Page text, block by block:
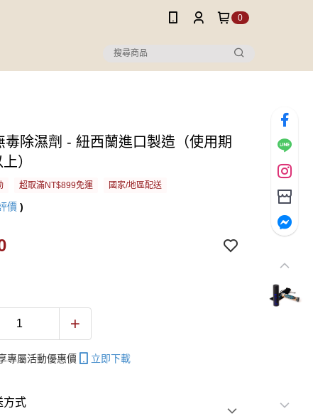
0
毒除濕劑 - 紐西蘭進口製造（使用期
）
超取滿NT$899免運 國家/地區配送
價 )
專屬活動優惠價 立即下載
方式